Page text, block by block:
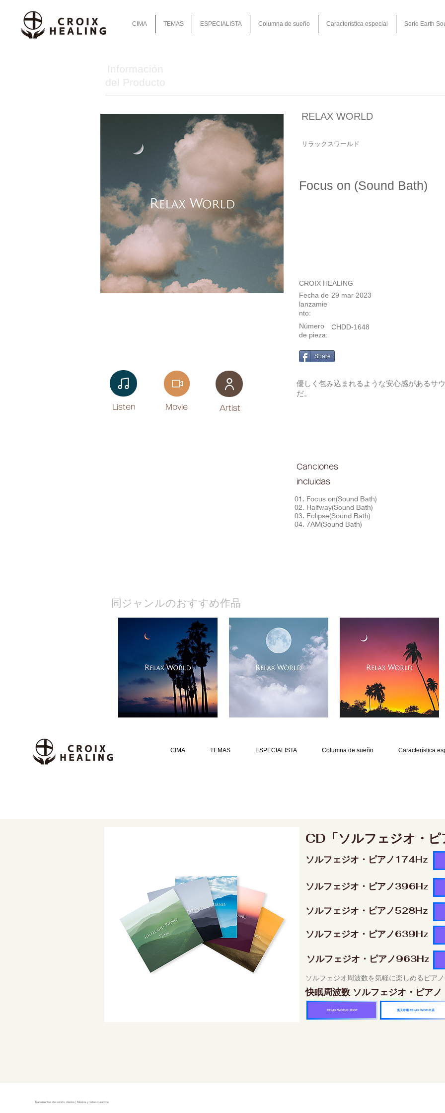
CIMA TEMAS ESPECIALISTA Columna de sueño Característica especial Serie Earth
Información
del Producto
Listen​ Movie ​Artist
RELAX WORLD
リラックスワールド
Focus on (Sound Bath)
CROIX HEALING
29 mar 2023
Fecha de
lanzamie
nto:
Número
de pieza:
CHDD-1648
Share
優しく包み込まれるような安心感があるサ
だ。
Canciones
incluidas
01. Focus on(Sound Bath)
02. Halfway(Sound Bath)
03. Eclipse(Sound Bath)
04. 7AM(Sound Bath)
​同ジャンルのおすすめ作品
CIMA TEMAS ESPECIALISTA Columna de sueño Característica
CD「ソルフェジオ・
ソルフェジオ・ピアノ174Hz
ソルフェジオ・ピアノ396Hz
ソルフェジオ・ピアノ528Hz
ソルフェジオ・ピアノ639Hz
ソルフェジオ・ピアノ963Hz
ソルフェジオ周波数を気軽に楽しめるピア
快眠周波数 ソルフェジオ・ピア
RELAX WORLD SHOP 楽天市場 RELAX WORLD店
Tratamientos de sonido diarios | Música y video curativos